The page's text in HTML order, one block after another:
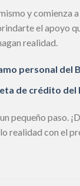
y comienza
el apoyo
realidad.
personal del
de crédito del
pequeño paso.
realidad con el